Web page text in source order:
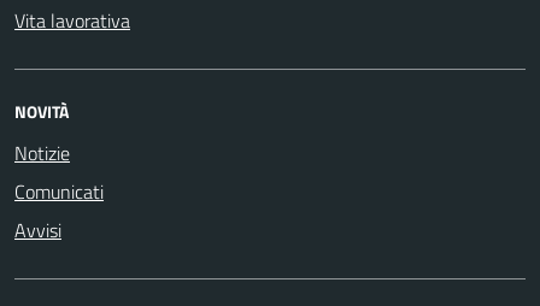
Vita lavorativa
NOVITÀ
Notizie
Comunicati
Avvisi